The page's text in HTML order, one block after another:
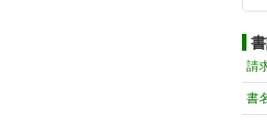
請
書